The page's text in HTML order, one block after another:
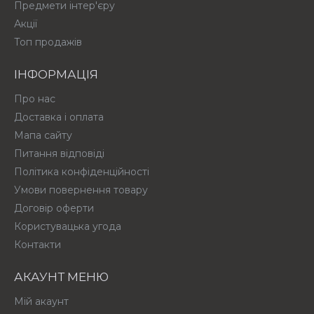
Предмети інтер'єру
Акції
Топ продажів
ІНФОРМАЦІЯ
Про нас
Доставка і оплата
Мапа сайту
Питання відповіді
Політика конфіденційності
Умови повернення товару
Договір оферти
Користувацька угода
Контакти
АКАУНТ МЕНЮ
Мій акаунт